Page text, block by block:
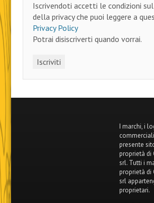
Iscrivendoti accetti le condizioni
della privacy che puoi leggere a
Privacy Policy
Potrai disiscriverti quando vorrai.
I marchi, i
presente
proprietà di
srl. Tutti i
proprietà di
srl
proprietari.